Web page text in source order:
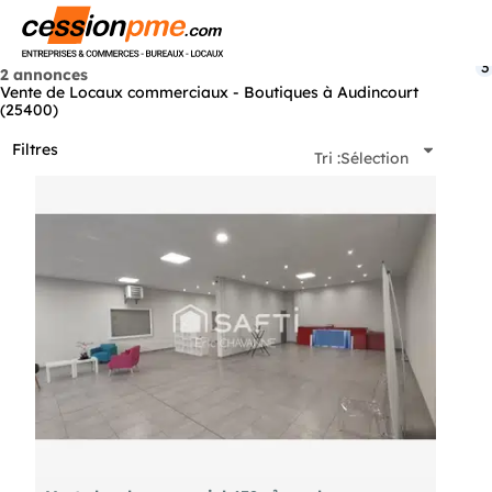
2 annonces
Vente de Locaux commerciaux - Boutiques à Audincourt
(25400)
Filtres
3
Tri :Sélection